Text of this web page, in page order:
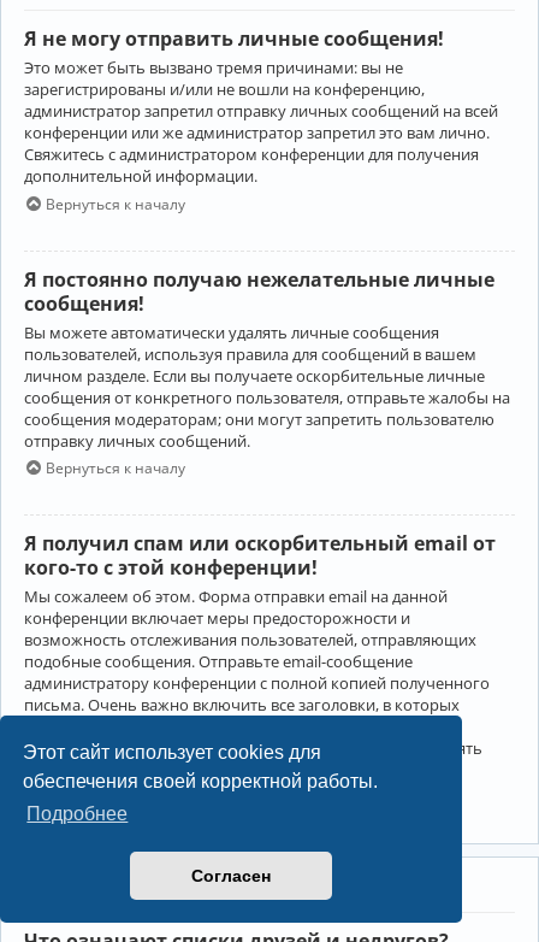
Этот сайт использует cookies для
обеспечения своей корректной работы.
Подробнее
Согласен
Я не могу отправить личные сообщения!
Это может быть вызвано тремя причинами: вы не
зарегистрированы и/или не вошли на конференцию,
администратор запретил отправку личных сообщений на всей
конференции или же администратор запретил это вам лично.
Свяжитесь с администратором конференции для получения
дополнительной информации.
Вернуться к началу
Я постоянно получаю нежелательные личные
сообщения!
Вы можете автоматически удалять личные сообщения
пользователей, используя правила для сообщений в вашем
личном разделе. Если вы получаете оскорбительные личные
сообщения от конкретного пользователя, отправьте жалобы на
сообщения модераторам; они могут запретить пользователю
отправку личных сообщений.
Вернуться к началу
Я получил спам или оскорбительный email от
кого-то с этой конференции!
Мы сожалеем об этом. Форма отправки email на данной
конференции включает меры предосторожности и
возможность отслеживания пользователей, отправляющих
подобные сообщения. Отправьте email-сообщение
администратору конференции с полной копией полученного
письма. Очень важно включить все заголовки, в которых
Администратор конференции сможет в этом случае принять
меры.
Друзья и недруги